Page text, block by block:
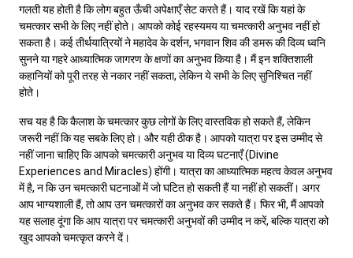
गलती यह होती है कि लोग बहुत ऊँची अपेक्षाएँ सेट करते हैं। याद रखें कि यहां के
चमत्कार सभी के लिए नहीं होते। आपको कोई रहस्यमय या चमत्कारी अनुभव नहीं हो
सकता है। कई तीर्थयात्रियों ने महादेव के दर्शन, भगवान शिव की डमरू की दिव्य ध्वनि
सुनने या गहरे आध्यात्मिक जागरण के क्षणों का अनुभव किया है। मैं इन शक्तिशाली
कहानियों को पूरी तरह से नकार नहीं सकता, लेकिन ये सभी के लिए सुनिश्चित नहीं
होते।
सच यह है कि कैलाश के चमत्कार कुछ लोगों के लिए वास्तविक हो सकते हैं, लेकिन
जरूरी नहीं कि यह सबके लिए हो। और यही ठीक है। आपको यात्रा पर इस उम्मीद से
नहीं जाना चाहिए कि आपको चमत्कारी अनुभव या दिव्य घटनाएँ (Divine
Experiences and Miracles) होंगी। यात्रा का आध्यात्मिक महत्व केवल अनुभव
में है, न कि उन चमत्कारी घटनाओं में जो घटित हो सकती हैं या नहीं हो सकतीं। अगर
आप भाग्यशाली हैं, तो आप उन चमत्कारों का अनुभव कर सकते हैं। फिर भी, मैं आपको
यह सलाह दूंगा कि आप यात्रा पर चमत्कारी अनुभवों की उम्मीद न करें, बल्कि यात्रा को
खुद आपको चमत्कृत करने दें।